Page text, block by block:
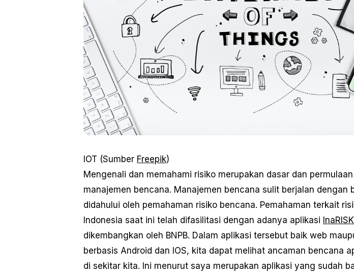
IOT (Sumber Freepik)
Mengenali dan memahami risiko merupakan dasar dan
manajemen bencana. Manajemen bencana sulit berjalan dengan
didahului oleh pemahaman risiko bencana. Pemahaman terkait
Indonesia saat ini telah difasilitasi dengan adanya aplikasi InaRISK
dikembangkan oleh BNPB. Dalam aplikasi tersebut baik web
berbasis Android dan IOS, kita dapat melihat ancaman bencana
di sekitar kita. Ini menurut saya merupakan aplikasi yang sudah